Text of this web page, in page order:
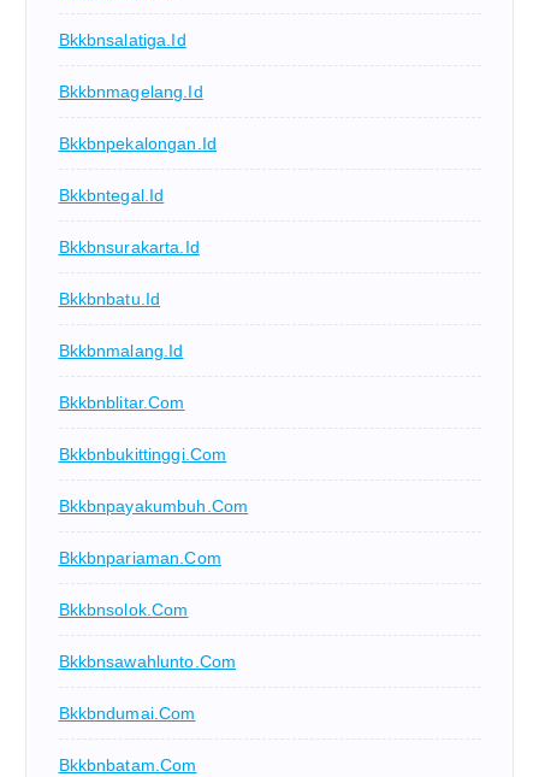
Bkkbnsalatiga.id
Bkkbnmagelang.id
Bkkbnpekalongan.id
Bkkbntegal.id
Bkkbnsurakarta.id
Bkkbnbatu.id
Bkkbnmalang.id
Bkkbnblitar.com
Bkkbnbukittinggi.com
Bkkbnpayakumbuh.com
Bkkbnpariaman.com
Bkkbnsolok.com
Bkkbnsawahlunto.com
Bkkbndumai.com
Bkkbnbatam.com